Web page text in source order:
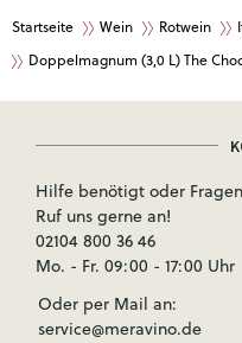
Startseite Wein Rotwein
Doppelmagnum (3,0 L) The
Hilfe benötigt oder
Ruf uns gerne an!
02104 800 36 46
Mo. - Fr. 09:00 - 17:00 Uhr
Oder per Mail an:
service@meravino.de